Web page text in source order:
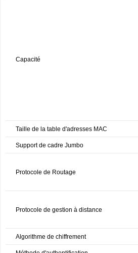
Capacité
Taille de la table d'adresses MAC
Support de cadre Jumbo
Protocole de Routage
Protocole de gestion à distance
Algorithme de chiffrement